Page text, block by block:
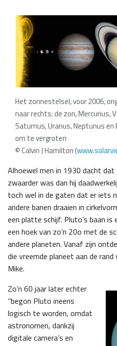
Het zonnestelsel, voor 2006,
naar rechts: de zon, Mercurius,
Saturnus, Uranus, Neptunus en
om te vergroten
© Calvin J Hamilton (
Alhoewel men in 1930 dacht
zwaarder was dan hij
toch wel in de gaten dat er iets
andere banen draaien in
een platte schijf. Pluto’s baan
een hoek van zo’n 20o met de
andere planeten. Vanaf zijn
die vreemde planeet aan de
Mike.
Zo’n 60 jaar later echter
“begon Pluto ineens
logisch te worden, omdat
astronomen, dankzij
digitale camera’s en